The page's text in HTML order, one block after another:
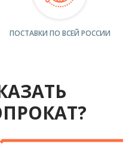
ПОСТАВКИ ПО ВСЕЙ РОССИИ